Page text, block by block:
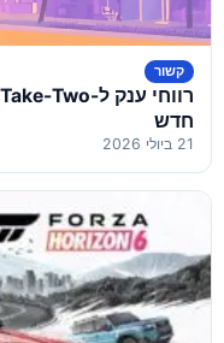
קשור
חדש
21 ביולי 2026